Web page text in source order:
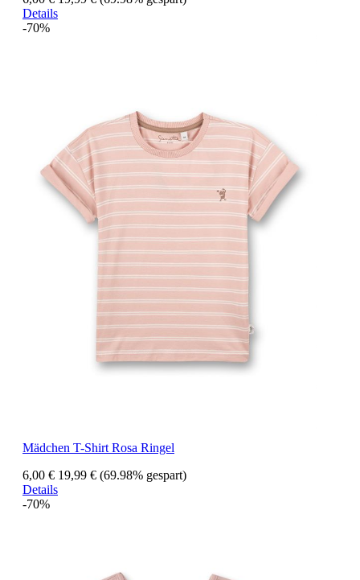
Details
-70%
Mädchen T-Shirt Rosa Ringel
6,00 € 19,99 € (69.98% gespart)
Details
-70%